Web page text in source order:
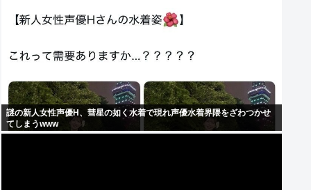
謎の新人女性声優H、彗星の如く水着で現れ声優水着界隈をざわつかせ
てしまうwww